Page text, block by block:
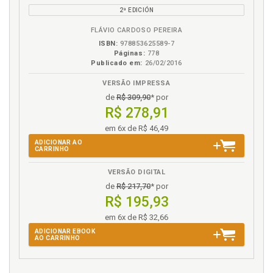
"escapar" da razão instrumental, p. 90
Habermas. Racionalidade comunicativa: o edifício
comunicacional de Habermas, p. 81
Histórico. Cordilheira punitiva: um breve resgate
histórico dos "sistemas penais" arcaicos, p. 27
Instrução criminal. Razão instrumental na instrução
Instrumentalismos contemporâneos em seus
aspectos criminológicos, p. 136
intersubjetividades nas cerimônias processuais, p.
2ª EDICIÓN
FLÁVIO CARDOSO PEREIRA
ISBN: 978853625589-7
Páginas: 778
Publicado em: 26/02/2016
VERSÃO IMPRESSA
deR$ 309,90* por
R$ 278,91
em 6x de R$ 46,49
ADICIONAR AO
CARRINHO
VERSÃO DIGITAL
deR$ 217,70* por
R$ 195,93
em 6x de R$ 32,66
ADICIONAR EBOOK
AO CARRINHO